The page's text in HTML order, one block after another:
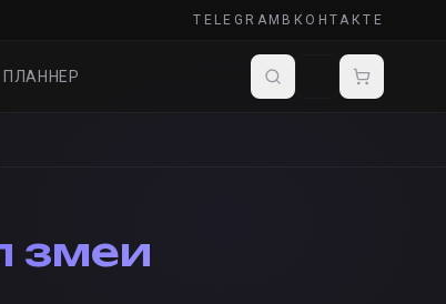
TELEGRAM ВКОНТАКТЕ
ПЛАННЕР
змеи